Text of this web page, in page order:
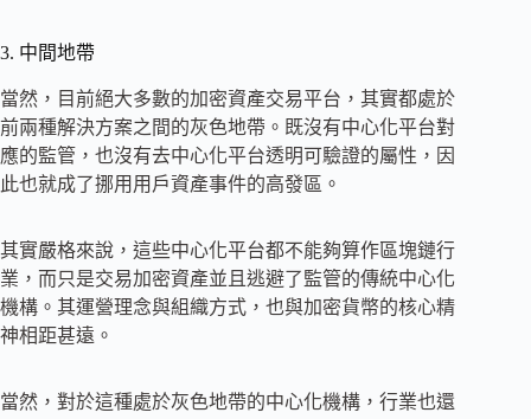
3. 中間地帶
當然，目前絕大多數的加密資產交易平台，其實都處於
前兩種解決方案之間的灰色地帶。既沒有中心化平台對
應的監管，也沒有去中心化平台透明可驗證的屬性，因
此也就成了挪用用戶資產事件的高發區。
其實嚴格來說，這些中心化平台都不能夠算作區塊鏈行
業，而只是交易加密資產並且逃避了監管的傳統中心化
機構。其運營理念與組織方式，也與加密貨幣的核心精
神相距甚遠。
當然，對於這種處於灰色地帶的中心化機構，行業也還